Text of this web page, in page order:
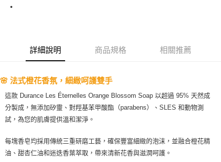
全家取貨付款
每筆NT$80，滿NT$999(含以上)免運費
全家純取貨 (先付款
7-11取貨付款
每筆NT$80，滿NT$999(含以上)免運費
詳細說明 商品規格 相關推薦
🌸 法式橙花香氛，細緻呵護雙手
這款 Durance Les Éternelles Orange Blossom Soap 以超過 95% 天然成
分製成，無添加矽靈、對羥基苯甲酸酯（parabens）、SLES 和動物測
試，為您的肌膚提供溫和潔淨。
每塊香皂均採用傳統三重研磨工藝，確保豐富細緻的泡沫，並融合橙花精
油、甜杏仁油和迷迭香葉萃取，帶來清新花香與滋潤呵護。